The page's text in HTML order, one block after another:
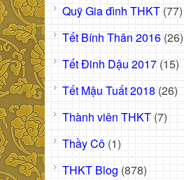
Quỹ Gia đình THKT (77)
Tết Bính Thân 2016 (26)
Tết Đinh Dậu 2017 (15)
Tết Mậu Tuất 2018 (26)
Thành viên THKT (7)
Thầy Cô (1)
THKT Blog (878)